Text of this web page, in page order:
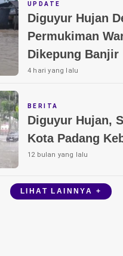
UPDATE
Diguyur Hujan
Permukiman
Dikepung Banjir
4 hari yang lalu
BERITA
Diguyur Hujan,
Kota Padang
12 bulan yang lalu
LIHAT LAINNYA +